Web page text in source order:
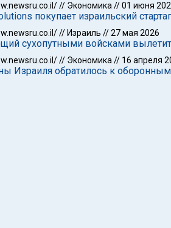
// Экономика //01 июня
покупает израильский
// Израиль //27 мая 2026
сухопутными войсками
// Экономика // 16 апреля
Израиля обратилось к